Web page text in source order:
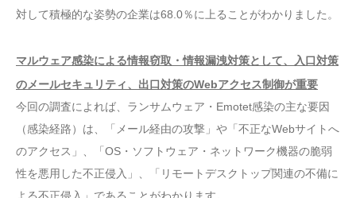
対して積極的な姿勢の企業は68.0％に上ることがわかりました。
マルウェア感染による情報窃取・情報漏洩対策として、入口対策
のメールセキュリティ、出口対策のWebアクセス制御が重要
今回の調査によれば、ランサムウェア・Emotet感染の主な要因
（感染経路）は、「メール経由の攻撃」や「不正なWebサイトへ
のアクセス」、「OS・ソフトウェア・ネットワーク機器の脆弱
性を悪用した不正侵入」、「リモートデスクトップ関連の不備に